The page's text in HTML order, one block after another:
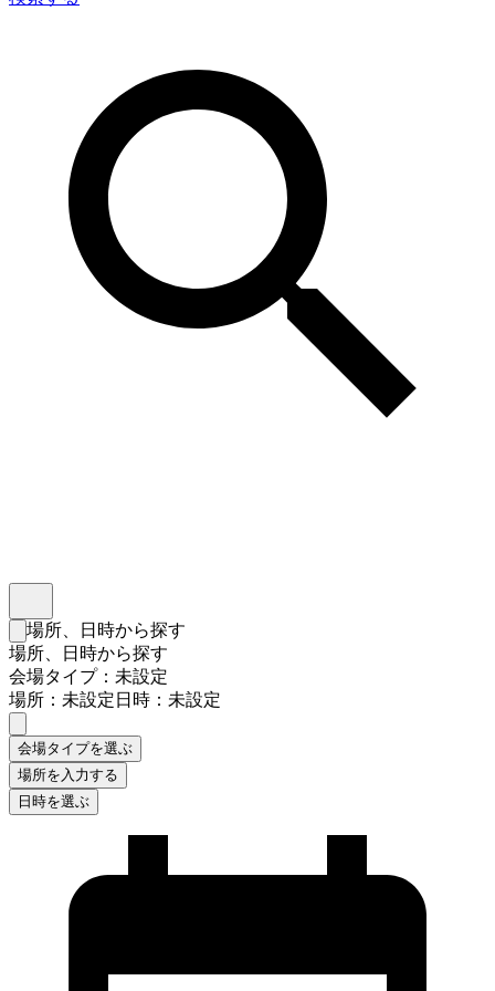
検索フォームを閉じる
場所、日時から探す
場所、日時から探す
会場タイプ：未設定
場所：未設定日時：未設定
会場タイプを選ぶ
場所を入力する
日時を選ぶ